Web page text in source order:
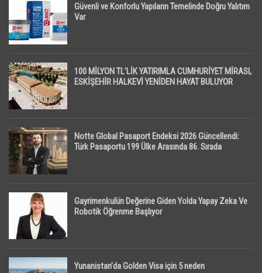
Güvenli ve Konforlu Yapıların Temelinde Doğru Yalıtım
Var
100 MİLYON TL’LİK YATIRIMLA CUMHURİYET MİRASI,
ESKİŞEHİR HALKEVİ YENİDEN HAYAT BULUYOR
Notte Global Pasaport Endeksi 2026 Güncellendi:
Türk Pasaportu 199 Ülke Arasında 86. Sırada
Gayrimenkulün Değerine Giden Yolda Yapay Zeka Ve
Robotik Öğrenme Başlıyor
Yunanistan’da Golden Visa için 5 neden